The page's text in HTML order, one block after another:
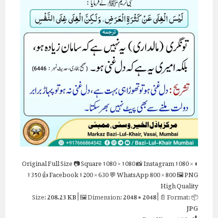
⬇ Original
Full Size📷 Square1080 × 1080📸 Instagram1080 ×
1350👍 Facebook1200 × 630💬 WhatsApp800 × 800🖼 PNG
High Quality
📦 Size:
208.23 KB| 🖼 Dimension:2048 × 2048| 📄 Format:
JPG